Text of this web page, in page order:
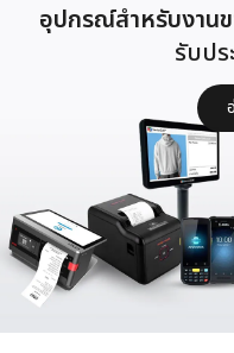
อุปกรณ์สำหรับงาน
รับป